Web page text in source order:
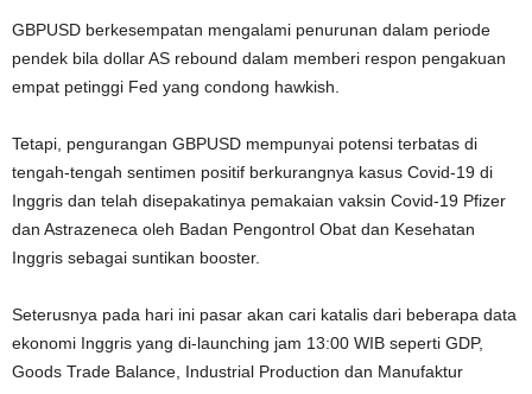
GBPUSD berkesempatan mengalami penurunan dalam periode
pendek bila dollar AS rebound dalam memberi respon pengakuan
empat petinggi Fed yang condong hawkish.
Tetapi, pengurangan GBPUSD mempunyai potensi terbatas di
tengah-tengah sentimen positif berkurangnya kasus Covid-19 di
Inggris dan telah disepakatinya pemakaian vaksin Covid-19 Pfizer
dan Astrazeneca oleh Badan Pengontrol Obat dan Kesehatan
Inggris sebagai suntikan booster.
Seterusnya pada hari ini pasar akan cari katalis dari beberapa data
ekonomi Inggris yang di-launching jam 13:00 WIB seperti GDP,
Goods Trade Balance, Industrial Production dan Manufaktur